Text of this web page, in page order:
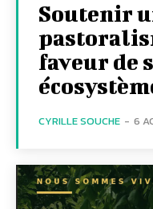
Soutenir
faveur de
CYRILLE SOUCHE - 6